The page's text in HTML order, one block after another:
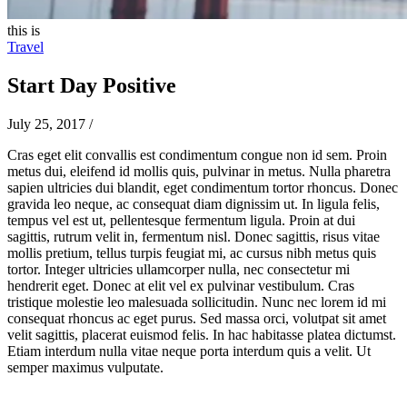
this is
Travel
Start Day Positive
July 25, 2017 /
Cras eget elit convallis est condimentum congue non id sem. Proin
metus dui, eleifend id mollis quis, pulvinar in metus. Nulla pharetra
sapien ultricies dui blandit, eget condimentum tortor rhoncus. Donec
gravida leo neque, ac consequat diam dignissim ut. In ligula felis,
tempus vel est ut, pellentesque fermentum ligula. Proin at dui
sagittis, rutrum velit in, fermentum nisl. Donec sagittis, risus vitae
mollis pretium, tellus turpis feugiat mi, ac cursus nibh metus quis
tortor. Integer ultricies ullamcorper nulla, nec consectetur mi
hendrerit eget. Donec at elit vel ex pulvinar vestibulum. Cras
tristique molestie leo malesuada sollicitudin. Nunc nec lorem id mi
consequat rhoncus ac eget purus. Sed massa orci, volutpat sit amet
velit sagittis, placerat euismod felis. In hac habitasse platea dictumst.
Etiam interdum nulla vitae neque porta interdum quis a velit. Ut
semper maximus vulputate.